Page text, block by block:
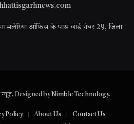
मलेरिया ऑफिस के पास वार्ड नंबर 29, जिला
Designed byNimble Technology.
Policy About Us Contact Us